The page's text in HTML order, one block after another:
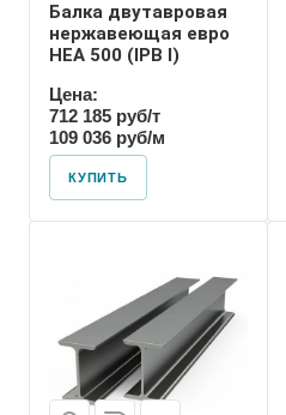
Балка двутавровая
нержавеющая евро
HEA 500 (IPB l)
Цена:
712 185 руб/т
109 036 руб/м
КУПИТЬ